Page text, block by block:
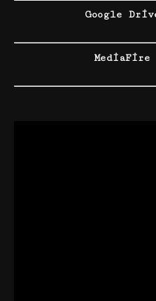
Google
MediaFire